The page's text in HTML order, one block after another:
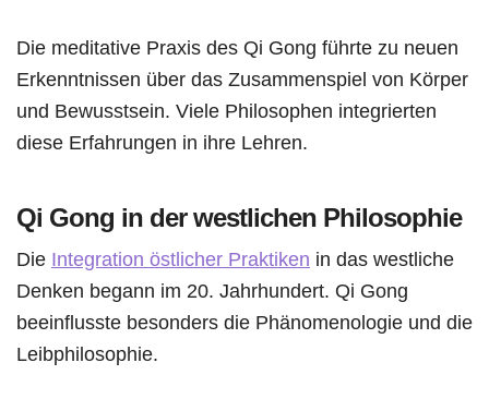
Die meditative Praxis des Qi Gong führte zu neuen
Erkenntnissen über das Zusammenspiel von Körper
und Bewusstsein. Viele Philosophen integrierten
diese Erfahrungen in ihre Lehren.
Qi Gong in der westlichen Philosophie
Die Integration östlicher Praktiken in das westliche
Denken begann im 20. Jahrhundert. Qi Gong
beeinflusste besonders die Phänomenologie und die
Leibphilosophie.